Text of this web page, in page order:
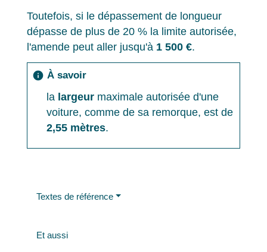
Toutefois, si le dépassement de longueur
dépasse de plus de 20 % la limite autorisée,
l'amende peut aller jusqu'à 1 500 €.
info À savoir
la largeur maximale autorisée d'une
voiture, comme de sa remorque, est de
2,55 mètres.
Textes de référence
Et aussi